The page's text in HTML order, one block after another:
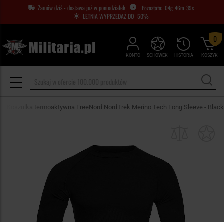
Zamów dziś - dostawa już w poniedziałek 04g 46m 38s
LETNIA WYPRZEDAŻ DO -50%
KONTO HISTORIA
SCHOWEK KOSZYK
0
Koszulka termoaktywna FreeNord NordTrek Merino Tech Long Sleeve - Black